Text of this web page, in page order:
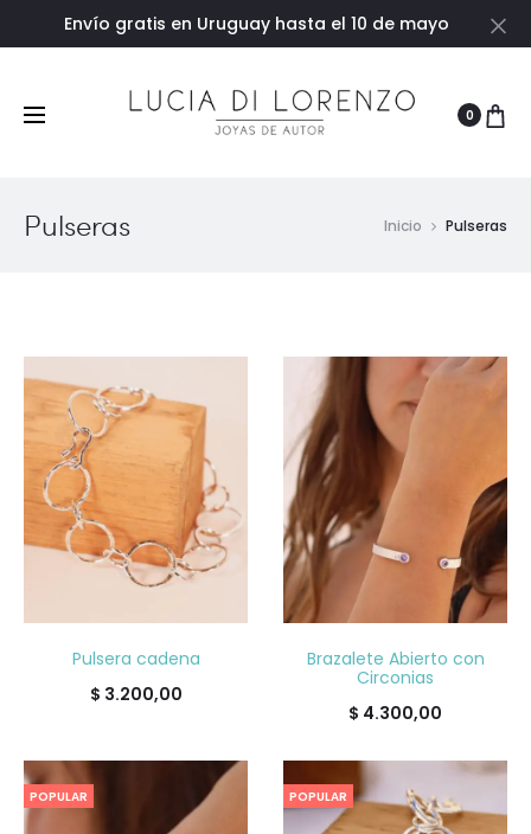
Envío gratis en Uruguay hasta el 10 de mayo
0
Pulseras Inicio Pulseras
Pulsera cadena
$ 3.200,00
Brazalete Abierto con
Circonias
$ 4.300,00
POPULAR POPULAR